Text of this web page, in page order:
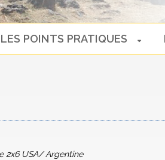
LES POINTS PRATIQUES
2x6 USA/ Argentine